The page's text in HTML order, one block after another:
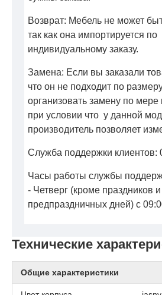
Технические
Общие характеристики
Возврат: Мебель не может
так как она импортируется по
индивидуальному заказу.
Замена: Если вы заказали
что он не подходит по
организовать замену по мере
при условии что у данной
производитель позволяет
Служба поддержки клиентов:
Часы работы службы
- Четверг (кроме праздников и
предпраздничных дней) с